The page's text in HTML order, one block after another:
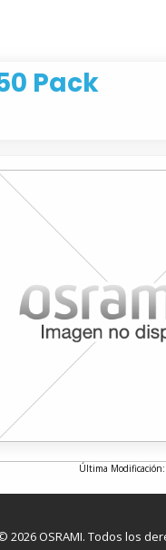
Pack
Última
2026 OSRAMI. Todos los